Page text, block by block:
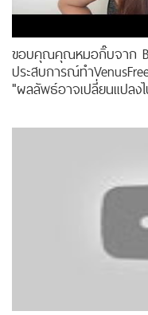
ขอบคุณคุณหมอกิ๊บจาก
ประสบการณ์ทำ
"ผลลัพธ์อาจเปลี่ยนแปลง